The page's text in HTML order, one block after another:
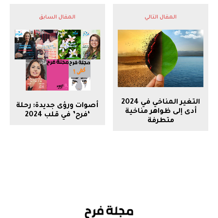
المقال السابق
أصوات ورؤى جديدة: رحلة
‘فرح’ في قلب 2024
المقال التالي
التغير المناخي في 2024
أدى إلى ظواهر مناخية
متطرفة